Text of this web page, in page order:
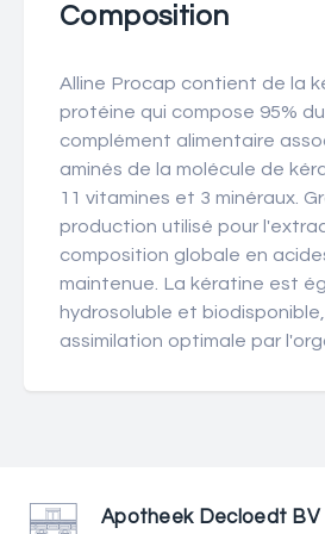
Composition
Alline Procap contient de la
protéine qui compose 95%
complément alimentaire
aminés de la molécule de
11 vitamines et 3 minéraux.
production utilisé pour
composition globale en
maintenue. La kératine est
hydrosoluble et
assimilation optimale par
Apotheek Decloedt BV